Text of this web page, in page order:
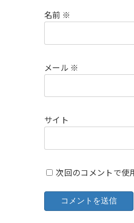
名前 ※
メール ※
サイト
次回のコメントで使